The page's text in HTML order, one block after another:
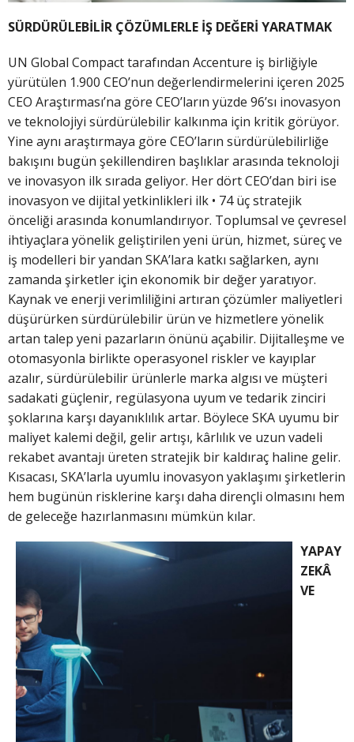
SÜRDÜRÜLEBİLİR ÇÖZÜMLERLE İŞ DEĞERİ YARATMAK
UN Global Compact tarafından Accenture iş birliğiyle
yürütülen 1.900 CEO’nun değerlendirmelerini içeren 2025
CEO Araştırması’na göre CEO’ların yüzde 96’sı inovasyon
ve teknolojiyi sürdürülebilir kalkınma için kritik görüyor.
Yine aynı araştırmaya göre CEO’ların sürdürülebilirliğe
bakışını bugün şekillendiren başlıklar arasında teknoloji
ve inovasyon ilk sırada geliyor. Her dört CEO’dan biri ise
inovasyon ve dijital yetkinlikleri ilk • 74 üç stratejik
önceliği arasında konumlandırıyor. Toplumsal ve çevresel
ihtiyaçlara yönelik geliştirilen yeni ürün, hizmet, süreç ve
iş modelleri bir yandan SKA’lara katkı sağlarken, aynı
zamanda şirketler için ekonomik bir değer yaratıyor.
Kaynak ve enerji verimliliğini artıran çözümler maliyetleri
düşürürken sürdürülebilir ürün ve hizmetlere yönelik
artan talep yeni pazarların önünü açabilir. Dijitalleşme ve
otomasyonla birlikte operasyonel riskler ve kayıplar
azalır, sürdürülebilir ürünlerle marka algısı ve müşteri
sadakati güçlenir, regülasyona uyum ve tedarik zinciri
şoklarına karşı dayanıklılık artar. Böylece SKA uyumu bir
maliyet kalemi değil, gelir artışı, kârlılık ve uzun vadeli
rekabet avantajı üreten stratejik bir kaldıraç haline gelir.
Kısacası, SKA’larla uyumlu inovasyon yaklaşımı şirketlerin
hem bugünün risklerine karşı daha dirençli olmasını hem
de geleceğe hazırlanmasını mümkün kılar.
YAPAY
ZEKÂ
VE